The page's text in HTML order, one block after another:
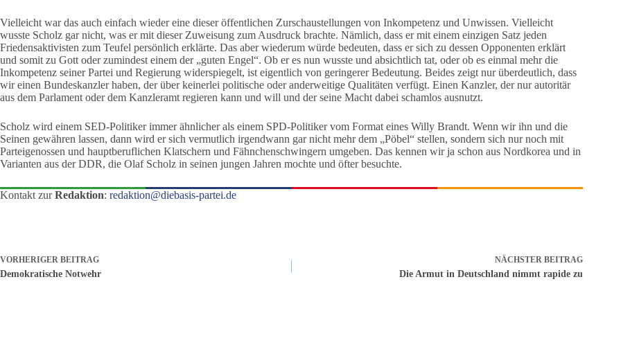
Vielleicht war das auch einfach wieder eine dieser öffentlichen Zurschaustellungen von Inkompetenz und Unwissen. Vielleicht
wusste Scholz gar nicht, was er mit dieser Zuweisung zum Ausdruck brachte. Nämlich, dass er mit einem einzigen Satz jeden
Friedensaktivisten zum Teufel persönlich erklärte. Das aber wiederum würde bedeuten, dass er sich zu dessen Opponenten erklärt
und somit zu Gott oder zumindest einem der „guten Engel“. Ob er es nun wusste und absichtlich tat, oder ob es einmal mehr die
Inkompetenz seiner Partei und Regierung widerspiegelt, ist eigentlich von geringerer Bedeutung. Beides zeigt nur überdeutlich, dass
wir einen Bundeskanzler haben, der über keinerlei politische oder anderweitige Qualitäten verfügt. Einen Kanzler, der nur autoritär
aus dem Parlament oder dem Kanzleramt regieren kann und will und der seine Macht dabei schamlos ausnutzt.
Scholz wird einem SED-Politiker immer ähnlicher als einem SPD-Politiker vom Format eines Willy Brandt. Wenn wir ihn und die
Seinen gewähren lassen, dann wird er sich vermutlich irgendwann gar nicht mehr dem „Pöbel“ stellen, sondern sich nur noch mit
Parteigenossen und hauptberuflichen Klatschern und Fähnchenschwingern umgeben. Das kennen wir ja schon aus Nordkorea und in
Varianten aus der DDR, die Olaf Scholz in seinen jungen Jahren mochte und öfter besuchte.
Kontakt zurRedaktion: redaktion@diebasis-partei.de
VORHERIGER BEITRAG
Demokratische Notwehr
NÄCHSTER BEITRAG
Die Armut in Deutschland nimmt rapide zu